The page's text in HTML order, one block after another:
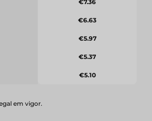
€7.36
€6.63
€5.97
€5.37
€5.10
em vigor.